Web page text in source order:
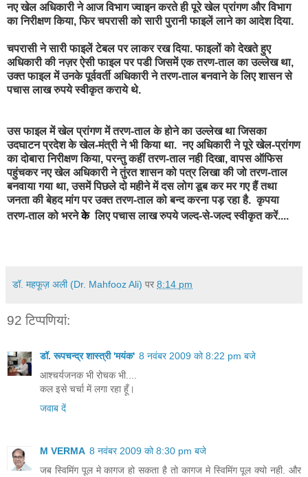
नए खेल अधिकारी ने आज विभाग ज्वाइन करते ही पूरे खेल प्रांगण और विभाग
का निरीक्षण किया, फिरचपरासी को सारी पुरानी फाइलें लाने का आदेश दिया.
चपरासी ने सारी फाइलें टेबल पर लाकर रख दिया. फाइलों को देखते हुए
अधिकारी की नज़र ऐसी फाइल पर पडीजिसमें एक तरण-ताल का उल्लेख था,
उक्त फाइल में उनके पूर्ववर्ती अधिकारी ने तरण-ताल बनवाने के लिएशासन से
पचास लाख रुपये स्वीकृत कराये थे.
उस फाइल में खेल प्रांगण में तरण-ताल के होने का उल्लेख थाजिसका
उदघाटन प्रदेश के खेल-मंत्री ने भी किया था. नए अधिकारी ने पूरे खेल-प्रांगण
का दोबारा निरीक्षणकिया, परन्तु कहीं तरण-ताल नही दिखा,वापस ऑफिस
पहुंचकर नए खेल अधिकारी ने तुंरत शासनको पत्र लिखा की जो तरण-ताल
बनवायागया था,उसमें पिछले दो महीने में दस लोग डूब कर मर गए हैं तथा
जनता की बेहद मांग पर उक्त तरण-ताल कोबन्द करनापड़ रहा है. कृपया
तरण-ताल को भरनेके लिए पचास लाख रुपये जल्द-से-जल्द स्वीकृत करें....
डॉ. महफूज़ अली (Dr. Mahfooz Ali) पर 8:14 pm
92 टिप्‍पणियां:
डॉ. रूपचन्द्र शास्त्री 'मयंक' 8 नवंबर 2009 को 8:22 pm बजे
आश्चर्यजनक भी रोचक भी....
कल इसे चर्चा में लगा रहा हूँ।
जवाब दें
M VERMA 8 नवंबर 2009 को 8:30 pm बजे
जब स्विमिंग पूल मे कागज हो सकता है तो कागज मे स्विमिंग पूल क्यो नही. और